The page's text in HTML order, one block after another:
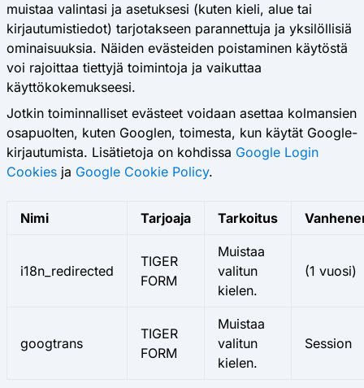
muistaa valintasi ja asetuksesi (kuten kieli, alue tai
kirjautumistiedot) tarjotakseen parannettuja ja yksilöllisiä
ominaisuuksia. Näiden evästeiden poistaminen käytöstä
voi rajoittaa tiettyjä toimintoja ja vaikuttaa
käyttökokemukseesi.
Jotkin toiminnalliset evästeet voidaan asettaa kolmansien
osapuolten, kuten Googlen, toimesta, kun käytät Google-
kirjautumista. Lisätietoja on kohdissa Google Login
Cookies ja Google Cookie Policy.
Nimi Tarjoaja Tarkoitus
i18n_redirected
TIGER
FORM
Muistaa
valitun
kielen.
(1 vuosi)
googtrans
TIGER
FORM
Muistaa
valitun
kielen.
Session